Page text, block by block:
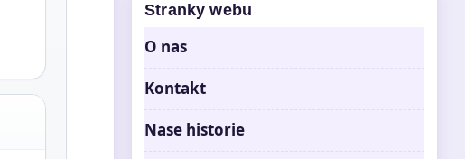
Stranky webu
O nas
Kontakt
Nase historie